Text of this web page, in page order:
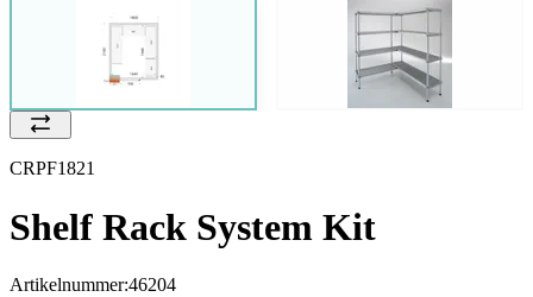
CRPF1821
Shelf Rack System Kit
Artikelnummer:46204